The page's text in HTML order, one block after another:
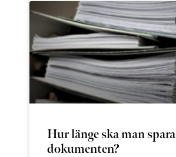
Hur länge ska man spara
dokumenten?